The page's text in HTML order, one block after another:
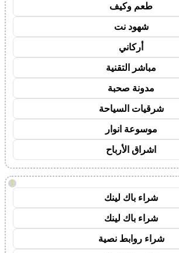
طعم وكيف
شهود نت
أركاني
مباشر التقنية
مدونة صحبة
شرقيات السياحة
موسوعة انوار
اشراق الأرباح
!
شراء باك لينك
شراء باك لينك
شراء روابط نصية